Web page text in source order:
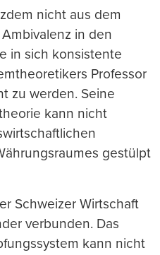
nicht aus dem
in den
in sich konsistente
Professor
zu werden. Seine
kann nicht
gestülpt
Schweizer Wirtschaft
verbunden. Das
kann nicht